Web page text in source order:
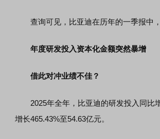
查询可见，比亚迪在历年的一季报中，
年度研发投入资本化金额突然暴增
借此对冲业绩不佳？
2025年全年，比亚迪的研发投入同比
增长465.43%至54.63亿元。